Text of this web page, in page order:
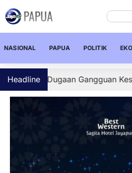
NASIONAL PAPUA POLITIK
HeadlineGangguan Kesehatan